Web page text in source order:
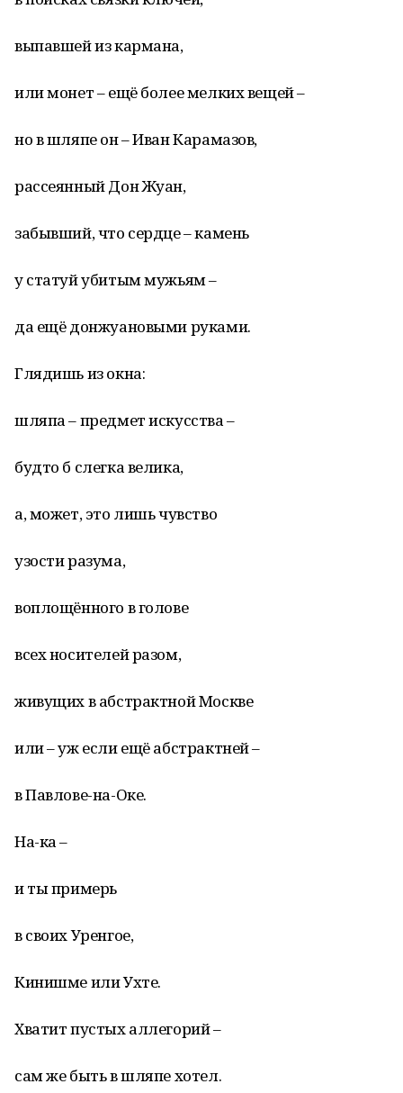
выпавшей из кармана,
или монет – ещё более мелких вещей –
но в шляпе он – Иван Карамазов,
рассеянный Дон Жуан,
забывший, что сердце – камень
у статуй убитым мужьям –
да ещё донжуановыми руками.
Глядишь из окна:
шляпа – предмет искусства –
будто б слегка велика,
а, может, это лишь чувство
узости разума,
воплощённого в голове
всех носителей разом,
живущих в абстрактной Москве
или – уж если ещё абстрактней –
в Павлове-на-Оке.
На-ка –
и ты примерь
в своих Уренгое,
Кинишме или Ухте.
Хватит пустых аллегорий –
сам же быть в шляпе хотел.